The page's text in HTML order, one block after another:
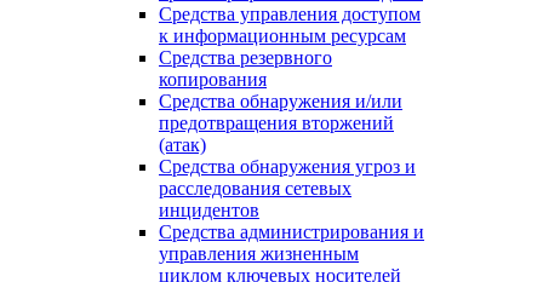
Средства управления доступом
к информационным ресурсам
Средства резервного
копирования
Средства обнаружения и/или
предотвращения вторжений
(атак)
Средства обнаружения угроз и
расследования сетевых
инцидентов
Средства администрирования и
управления жизненным
циклом ключевых носителей